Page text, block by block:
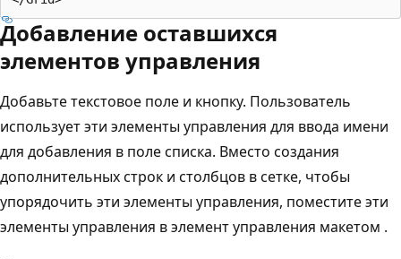
Добавление оставшихся
элементов управления
Добавьте текстовое поле и кнопку. Пользователь
использует эти элементы управления для ввода имени
для добавления в поле списка. Вместо создания
дополнительных строк и столбцов в сетке, чтобы
упорядочить эти элементы управления, поместите эти
элементы управления в элемент управления макетом .